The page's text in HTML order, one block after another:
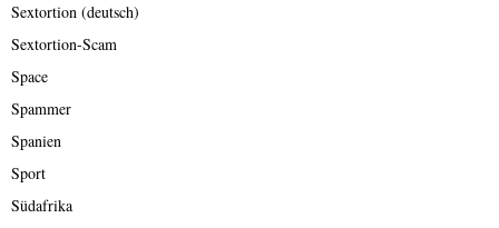
Sextortion (deutsch)
Sextortion-Scam
Space
Spammer
Spanien
Sport
Südafrika